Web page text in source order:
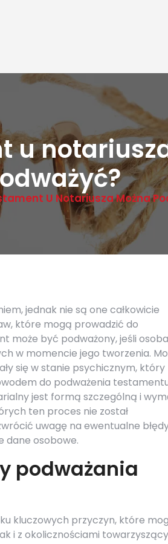
u
U Notariusza Można
jednak nie są one całkowicie
które mogą prowadzić do
może być podważony, jeśli
w momencie jego tworzenia.
się w stanie psychicznym, który
do podważenia
jest formą szczególną i
ten proces nie został
uwagę na ewentualne
dane osobowe.
podważania
kluczowych przyczyn, które
i z okolicznościami